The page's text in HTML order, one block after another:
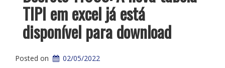
TIPI em excel já está
disponível para download
Posted on 02/05/2022